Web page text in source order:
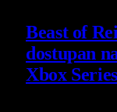
Beast of
dostupan
Xbox